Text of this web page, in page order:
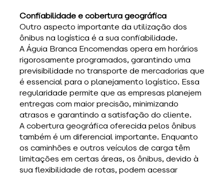
Confiabilidade e cobertura geográfica
Outro aspecto importante da utilização dos
ônibus na logística é a sua confiabilidade.
A Águia Branca Encomendas opera em horários
rigorosamente programados, garantindo uma
previsibilidade no transporte de mercadorias que
é essencial para o planejamento logístico. Essa
regularidade permite que as empresas planejem
entregas com maior precisão, minimizando
atrasos e garantindo a satisfação do cliente.
A cobertura geográfica oferecida pelos ônibus
também é um diferencial importante. Enquanto
os caminhões e outros veículos de carga têm
limitações em certas áreas, os ônibus, devido à
sua flexibilidade de rotas, podem acessar